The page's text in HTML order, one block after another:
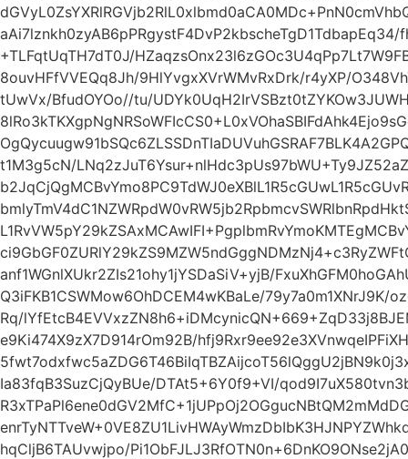
+TLFqtUqTH7dT0J/
8ouvHFfVVEQq8Jh/9HlYvgxXVrWMvRxDrk/r4yXP/
tUwVx/BfudOYOo//tu/
t1M3g5cN/
anf1WGnlXUkr2ZIs21ohy1jYSDaSiV+yjB/
Q3iFKB1CSWMow6OhDCEM4wKBaLe/79y7a0m1XNrJ9K/
Rq/
e9Ki474X9zX7D914rOm92B/
Ia83fqB3SuzCjQyBUe/DTAt5+6Y0f9+VI/
hqCljB6TAUvwjpo/